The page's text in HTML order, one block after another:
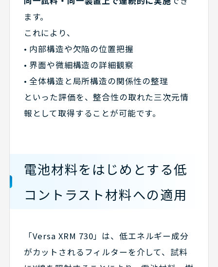
ます。
これにより、
• 内部構造や欠陥の位置把握
• 界面や微細構造の詳細観察
• 全体構造と局所構造の関係性の整理
といった評価を、整合性の取れた三次元情
報として取得することが可能です。
電池材料をはじめとする低
コントラスト材料への適用
「Versa XRM 730」は、低エネルギー成分
がカットされるフィルターを介して、試料